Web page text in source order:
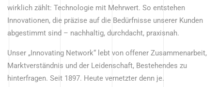
wirklich zählt: Technologie mit Mehrwert. So entstehen
Innovationen, die präzise auf die Bedürfnisse unserer Kunden
abgestimmt sind – nachhaltig, durchdacht, praxisnah.
Unser „Innovating Network“ lebt von offener Zusammenarbeit,
Marktverständnis und der Leidenschaft, Bestehendes zu
hinterfragen. Seit 1897. Heute vernetzter denn je.